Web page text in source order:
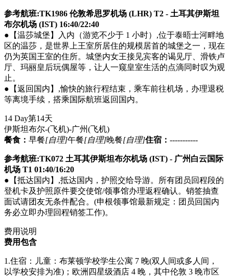
参考航班:TK1986 伦敦希思罗机场 (LHR) T2 - 土耳其伊斯坦
布尔机场 (IST) 16:40/22:40
●【温莎城堡】入内（游览不少于 1 小时）,位于泰晤士河畔地
区的温莎，是世界上王室所居住的规模居首的城堡之一，现在
仍为英国王室的住所。城堡内女王接见宾客的谒见厅、滑铁卢
厅、玛丽皇后玩偶屋等，让人一窥皇室生活的点滴同时叹为观
止。
●【返回国内】,愉快的旅行程结束，乘车前往机场，办理退税
等离境手续，搭乘国际航班返回国内。
14 Day第14天
伊斯坦布尔-(飞机)-广州(飞机)
餐食： 早餐[自理]午餐[自理]晚餐[自理]住宿： -----------
参考航班:TK072 土耳其伊斯坦布尔机场 (IST) - 广州白云国际
机场 T1 01:40/16:20
●【抵达国内】,抵达国内，护照交给导游。所有团员回程段的
登机卡及护照原件要交使馆/领事馆办理返程确认。销签抽查
面试请团友无条件配合。(申根领事馆最新规定：团员回国内
务必立即办理回程销签工作)。
费用说明
费用包含
1.住宿：儿童：布莱顿学校学生公寓 7 晚(双人间或多人间，
以学校安排为准)；欧洲四星级酒店 4 晚，其中伦敦 3 晚市区